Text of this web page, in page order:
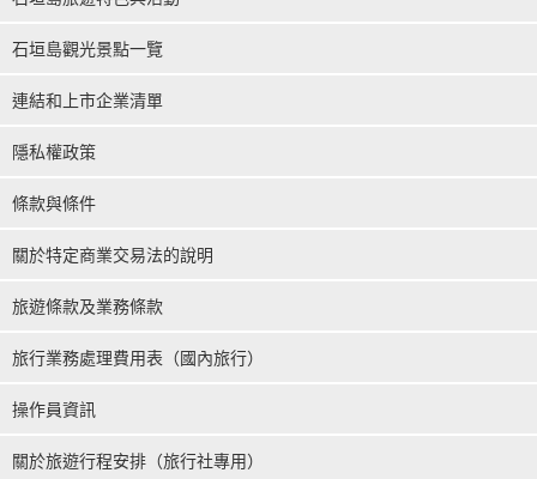
石垣島觀光景點一覽
連結和上市企業清單
隱私權政策
條款與條件
關於特定商業交易法的說明
旅遊條款及業務條款
旅行業務處理費用表（國內旅行）
操作員資訊
關於旅遊行程安排（旅行社專用）